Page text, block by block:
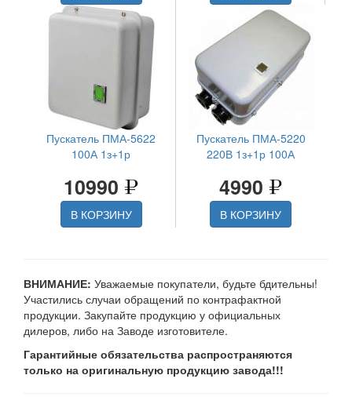
Пускатель ПМА-5622
100А 1з+1р
10990
В КОРЗИНУ
Пускатель ПМА-5220
220В 1з+1р 100А
4990
В КОРЗИНУ
ВНИМАНИЕ: Уважаемые покупатели, будьте бдительны!
Участились случаи обращений по контрафактной
продукции. Закупайте продукцию у официальных
дилеров, либо на Заводе изготовителе.
Гарантийные обязательства распространяются
только на оригинальную продукцию завода!!!